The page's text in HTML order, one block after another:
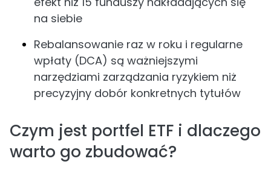
na siebie
Rebalansowanie raz w roku i regularne
wpłaty (DCA) są ważniejszymi
narzędziami zarządzania ryzykiem niż
precyzyjny dobór konkretnych tytułów
Czym jest portfel ETF i dlaczego
warto go zbudować?